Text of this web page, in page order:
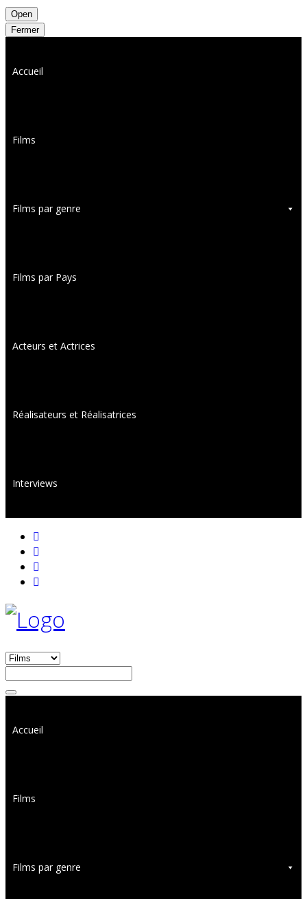
Open
Fermer
Accueil
Films
Films par genre
Films par Pays
Acteurs et Actrices
Réalisateurs et Réalisatrices
Interviews
Accueil
Films
Films par genre